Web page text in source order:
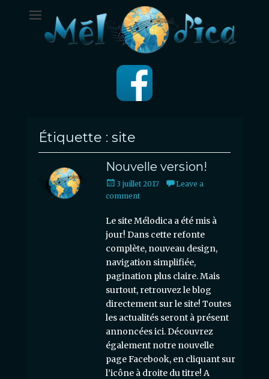
Étiquette : site
Nouvelle version!
Posted
on
3 juillet 2017
Leave a
comment
Le site Mélodica a été mis à
jour! Dans cette refonte
complète, nouveau design,
navigation simplifiée,
pagination plus claire. Mais
surtout, retrouvez le blog
directement sur le site! Toutes
les actualités seront à présent
annoncées ici. Découvrez
également notre nouvelle
page Facebook, en cliquant sur
l’icône à droite du titre! A